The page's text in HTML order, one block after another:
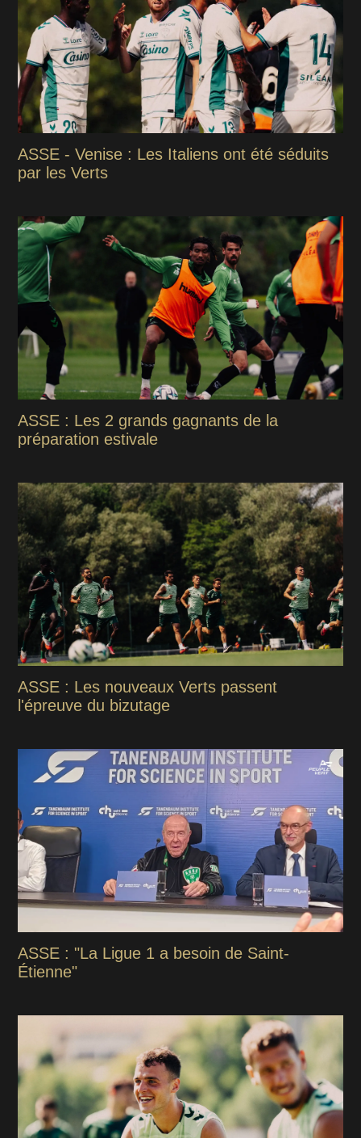
ASSE - Venise : Les Italiens ont été séduits
par les Verts
ASSE : Les 2 grands gagnants de la
préparation estivale
ASSE : Les nouveaux Verts passent
l'épreuve du bizutage
ASSE : "La Ligue 1 a besoin de Saint-
Étienne"